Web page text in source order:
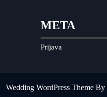
META
Prijava
Wedding WordPress Theme By